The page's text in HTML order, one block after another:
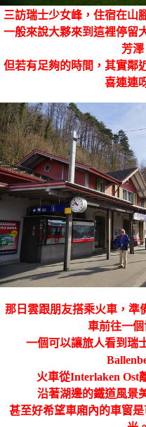
三訪瑞士少女峰，住宿在山
一般來說大夥來到這裡停留
芳澤
但若有足夠的時間，其實鄰
喜連連
那日雲跟朋友搭乘火車，準
車前往一個
一個可以讓旅人看到瑞
火車從Interlaken Ost
沿著湖邊的鐵道風景
甚至好希望車廂內的車窗